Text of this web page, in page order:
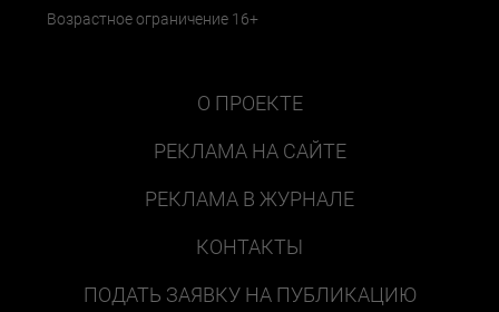
Возрастное ограничение 16+
О ПРОЕКТЕ
РЕКЛАМА НА САЙТЕ
РЕКЛАМА В ЖУРНАЛЕ
КОНТАКТЫ
ПОДАТЬ ЗАЯВКУ НА ПУБЛИКАЦИЮ